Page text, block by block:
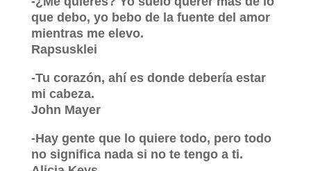
que debo, yo bebo de la fuente del amor
mientras me elevo.
Rapsusklei
-Tu corazón, ahí es donde debería estar
mi cabeza.
John Mayer
-Hay gente que lo quiere todo, pero todo
no significa nada si no te tengo a ti.